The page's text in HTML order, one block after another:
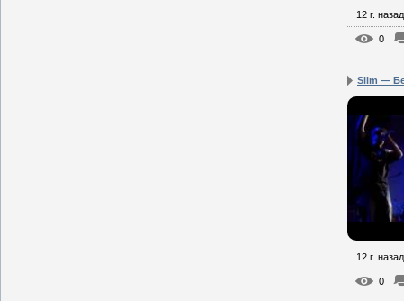
12 г. назад
0
Slim —
12 г. назад
0